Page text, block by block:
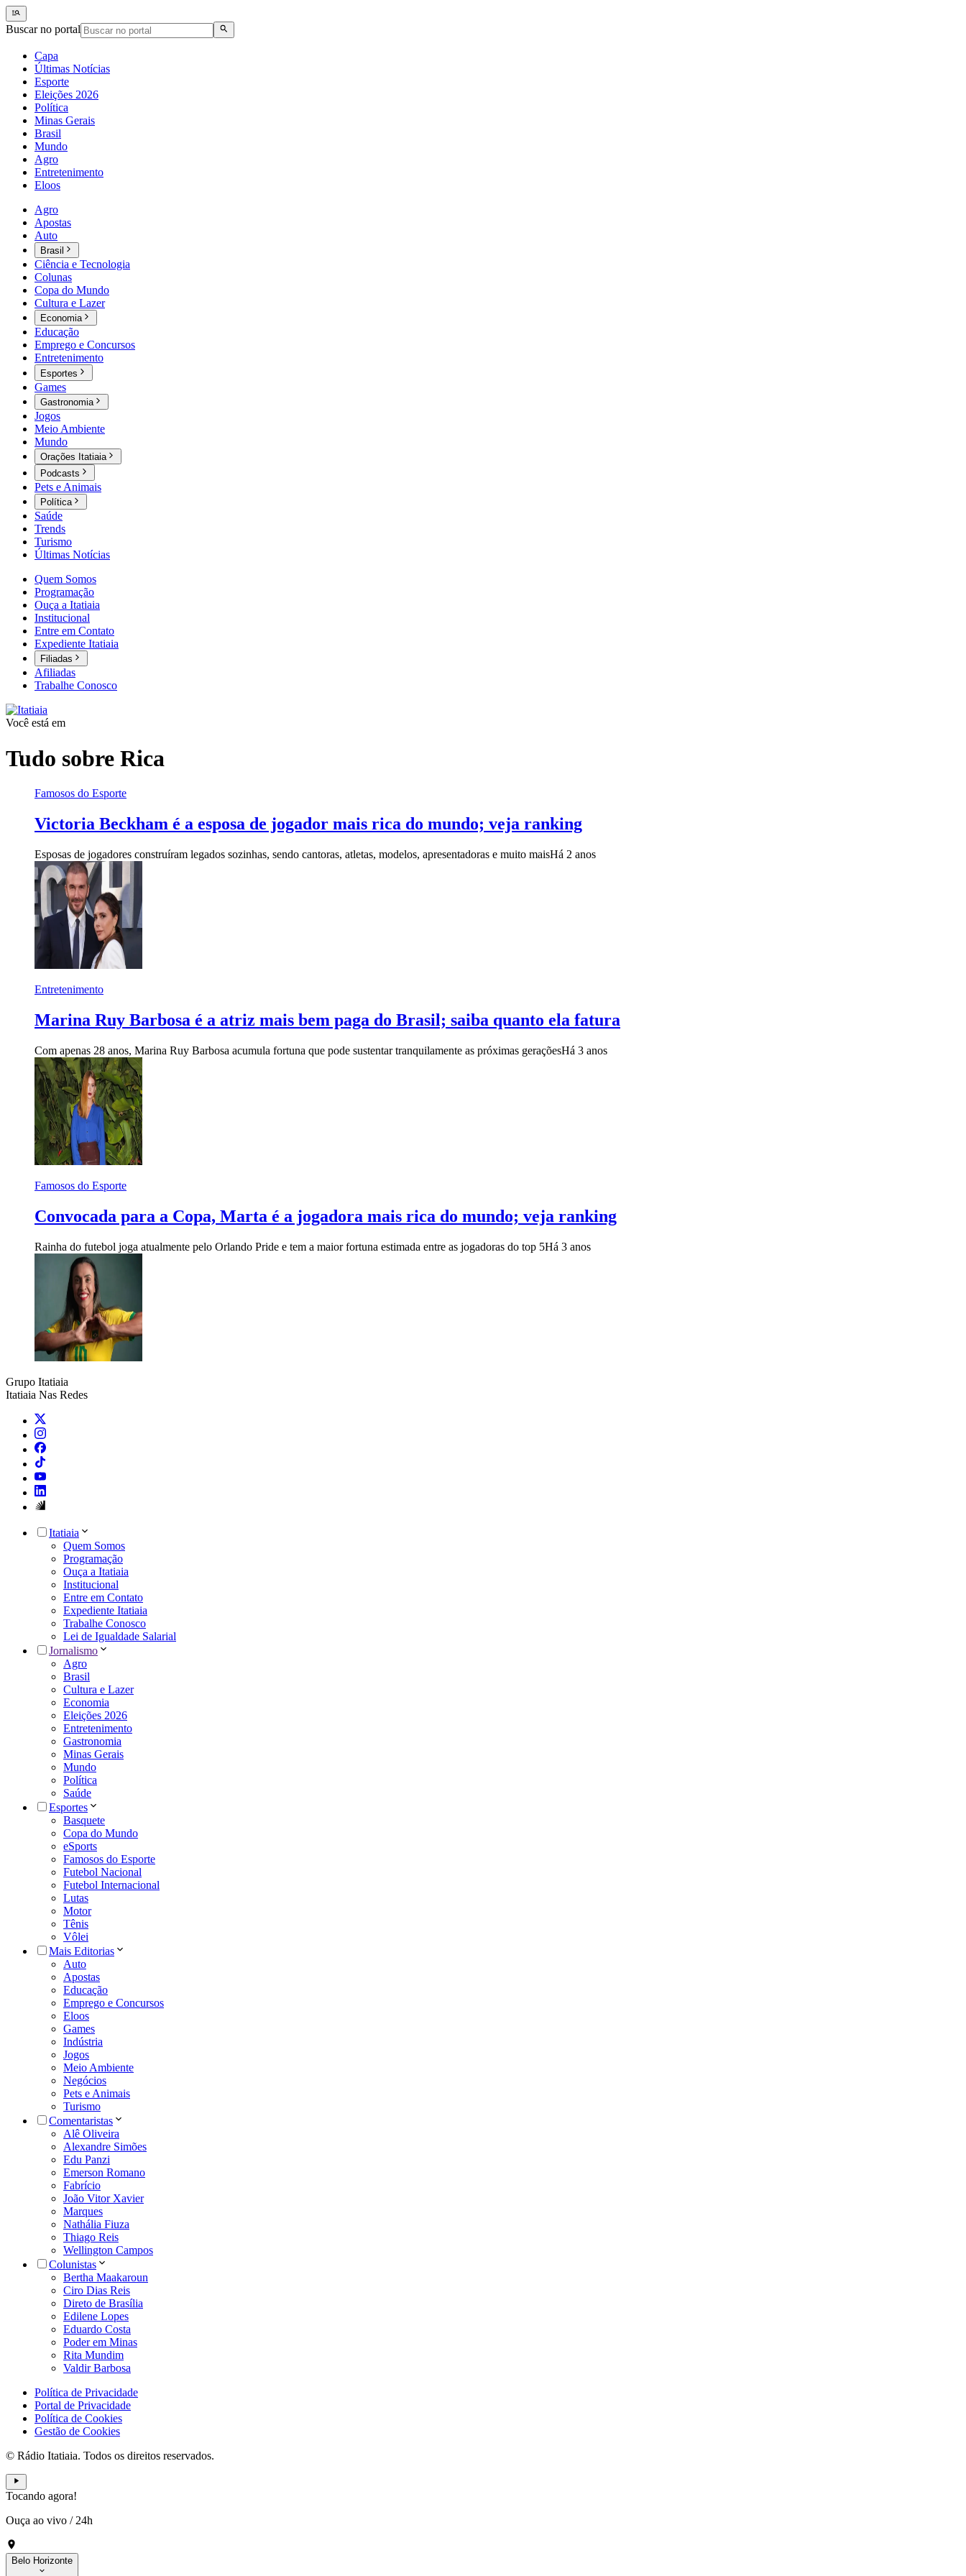
Buscar no portal
Capa
Últimas Notícias
Esporte
Eleições 2026
Política
Minas Gerais
Brasil
Mundo
Agro
Entretenimento
Eloos
Agro
Apostas
Auto
Brasil
Ciência e Tecnologia
Colunas
Copa do Mundo
Cultura e Lazer
Economia
Educação
Emprego e Concursos
Entretenimento
Esportes
Games
Gastronomia
Jogos
Meio Ambiente
Mundo
Orações Itatiaia
Podcasts
Pets e Animais
Política
Saúde
Trends
Turismo
Últimas Notícias
Quem Somos
Programação
Ouça a Itatiaia
Institucional
Entre em Contato
Expediente Itatiaia
Filiadas
Afiliadas
Trabalhe Conosco
Você está em
Tudo sobre Rica
Famosos do Esporte
Victoria Beckham é a esposa de jogador mais rica do mundo; veja ranking
Esposas de jogadores construíram legados sozinhas, sendo cantoras, atletas, modelos, apresentadoras e muito maisHá 2 anos
Entretenimento
Marina Ruy Barbosa é a atriz mais bem paga do Brasil; saiba quanto ela fatura
Com apenas 28 anos, Marina Ruy Barbosa acumula fortuna que pode sustentar tranquilamente as próximas geraçõesHá 3 anos
Famosos do Esporte
Convocada para a Copa, Marta é a jogadora mais rica do mundo; veja ranking
Rainha do futebol joga atualmente pelo Orlando Pride e tem a maior fortuna estimada entre as jogadoras do top 5Há 3 anos
Grupo Itatiaia
Itatiaia Nas Redes
Itatiaia
Quem Somos
Programação
Ouça a Itatiaia
Institucional
Entre em Contato
Expediente Itatiaia
Trabalhe Conosco
Lei de Igualdade Salarial
Jornalismo
Agro
Brasil
Cultura e Lazer
Economia
Eleições 2026
Entretenimento
Gastronomia
Minas Gerais
Mundo
Política
Saúde
Esportes
Basquete
Copa do Mundo
eSports
Famosos do Esporte
Futebol Nacional
Futebol Internacional
Lutas
Motor
Tênis
Vôlei
Mais Editorias
Auto
Apostas
Educação
Emprego e Concursos
Eloos
Games
Indústria
Jogos
Meio Ambiente
Negócios
Pets e Animais
Turismo
Comentaristas
Alê Oliveira
Alexandre Simões
Edu Panzi
Emerson Romano
Fabrício
João Vitor Xavier
Marques
Nathália Fiuza
Thiago Reis
Wellington Campos
Colunistas
Bertha Maakaroun
Ciro Dias Reis
Direto de Brasília
Edilene Lopes
Eduardo Costa
Poder em Minas
Rita Mundim
Valdir Barbosa
Política de Privacidade
Portal de Privacidade
Política de Cookies
Gestão de Cookies
© Rádio Itatiaia. Todos os direitos reservados.
Tocando agora!
Ouça ao vivo / 24h
Belo Horizonte